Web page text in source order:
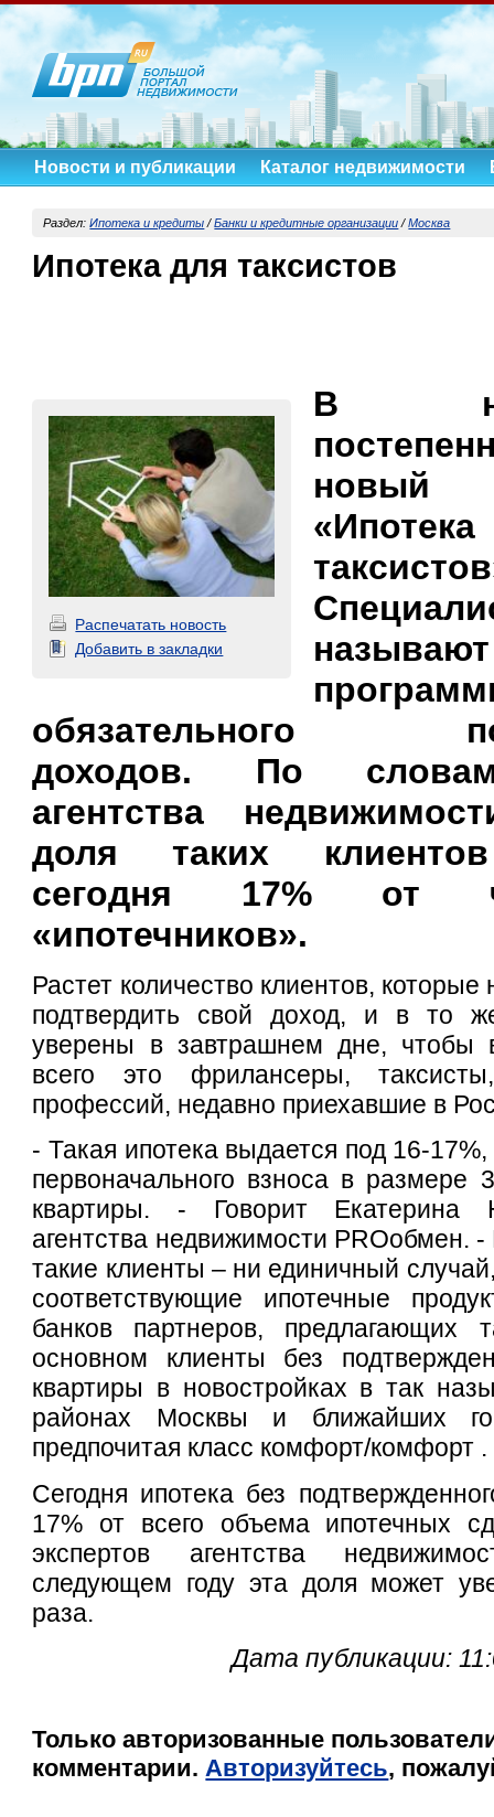
Новости и публикации Каталог недвижимости
Раздел:Ипотека и кредиты /Банки и кредитные организации /Москва
Ипотека для таксистов
Распечатать новость
Добавить в закладки
В
обязательного
доходов. По
агентства
доля таких
сегодня 17% от
«ипотечников».
Растет количество клиентов,
подтвердить свой доход, и в то
уверены в завтрашнем дне, чтобы
всего это фрилансеры,
профессий, недавно приехавшие в
- Такая ипотека выдается под 16-
первоначального взноса в размере
квартиры. - Говорит Екатерина
агентства недвижимости PROобмен.
такие клиенты – ни единичный
соответствующие ипотечные
банков партнеров, предлагающих
основном клиенты без
квартиры в новостройках в так
районах Москвы и ближайших
предпочитая класс комфорт/комфорт .
Сегодня ипотека без
17% от всего объема ипотечных
экспертов агентства
следующем году эта доля может
раза.
Дата публикации:
Только авторизованные
комментарии. Авторизуйтесь,